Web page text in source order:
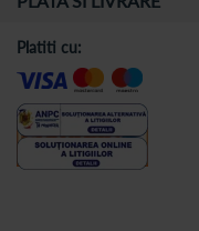
Platiti cu: